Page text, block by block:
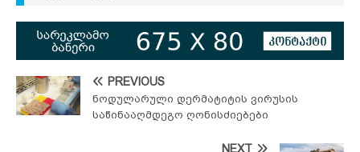
PREVIOUS
ნოდულარული დერმატიტის ვირუსის
საწინააღმდეგო ღონისძიებები
NEXT